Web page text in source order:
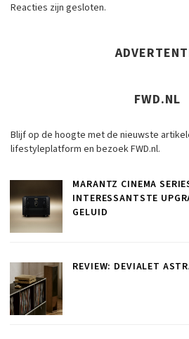
Reacties zijn gesloten.
FWD.NL
Blijf op de hoogte met de nieuwste
lifestyleplatform en bezoek FWD.nl.
MARANTZ CINEMA
INTERESSANTSTE
GELUID
REVIEW: DEVIALET